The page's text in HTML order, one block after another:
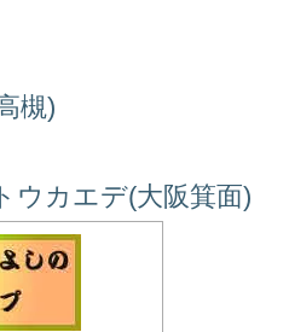
槻)
ウカエデ(大阪箕面)